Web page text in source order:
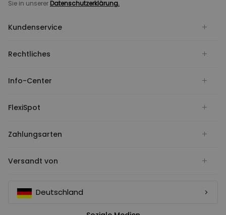
Sie in unserer Datenschutzerklärung.
Kundenservice
Rechtliches
Info-Center
FlexiSpot
Zahlungsarten
Versandt von
Deutschland